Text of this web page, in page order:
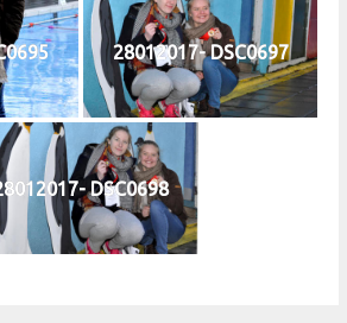
28012017- DSC0697
DSC0698